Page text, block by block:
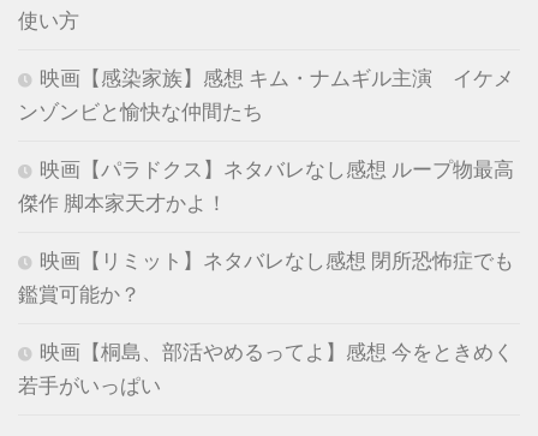
使い方
映画【感染家族】感想 キム・ナムギル主演 イケメ
ンゾンビと愉快な仲間たち
映画【パラドクス】ネタバレなし感想 ループ物最高
傑作 脚本家天才かよ！
映画【リミット】ネタバレなし感想 閉所恐怖症でも
鑑賞可能か？
映画【桐島、部活やめるってよ】感想 今をときめく
若手がいっぱい